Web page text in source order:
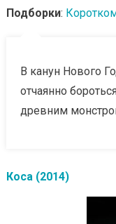
Подборки:
В канун Нового
отчаянно
древним
Коса (2014)